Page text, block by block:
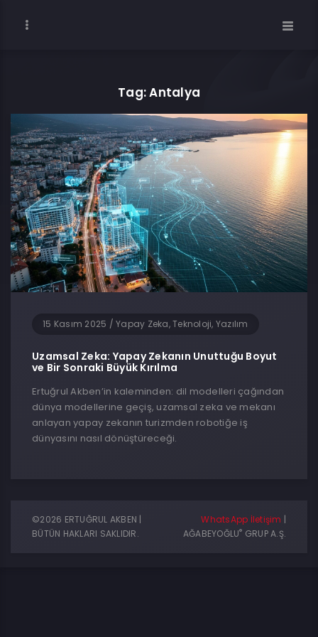
Tag: Antalya
15 Kasım 2025 / Yapay Zeka, Teknoloji, Yazılım
Uzamsal Zeka: Yapay Zekanın Unuttuğu Boyut
ve Bir Sonraki Büyük Kırılma
Ertuğrul Akben’in kaleminden: dil modelleri çağından
dünya modellerine geçiş, uzamsal zeka ve mekanı
anlayan yapay zekanın turizmden robotiğe iş
dünyasını nasıl dönüştüreceği.
©2026 ERTUĞRUL AKBEN |
BÜTÜN HAKLARI SAKLIDIR.
WhatsApp İletişim |
AĞABEYOĞLU® GRUP A.Ş.